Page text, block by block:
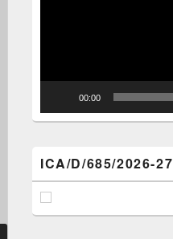
00:00
ICA/D/685/2026-27